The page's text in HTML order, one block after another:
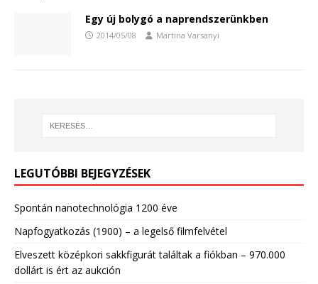
Egy új bolygó a naprendszerünkben
2014/05/08 Martina Varsanyi
LEGUTÓBBI BEJEGYZÉSEK
Spontán nanotechnológia 1200 éve
Napfogyatkozás (1900) – a legelső filmfelvétel
Elveszett középkori sakkfigurát találtak a fiókban – 970.000
dollárt is ért az aukción